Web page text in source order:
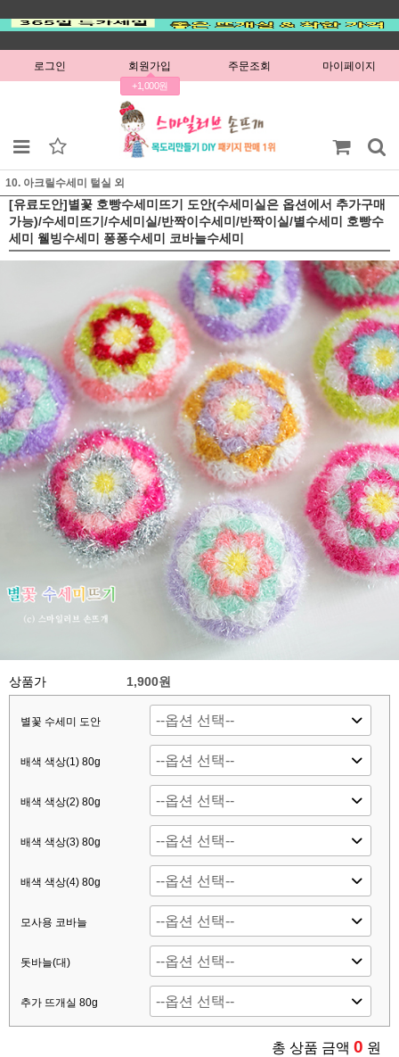
로그인 회원가입
+1,000원
주문조회 마이페이지
10. 아크릴수세미 털실 외
[유료도안]별꽃 호빵수세미뜨기 도안(수세미실은 옵션에서 추가구매
가능)/수세미뜨기/수세미실/반짝이수세미/반짝이실/별수세미 호빵수
세미 웰빙수세미 퐁퐁수세미 코바늘수세미
상품가 1,900원
별꽃 수세미 도안
배색 색상(1) 80g
배색 색상(2) 80g
배색 색상(3) 80g
배색 색상(4) 80g
모사용 코바늘
돗바늘(대)
추가 뜨개실 80g
총 상품 금액 0 원